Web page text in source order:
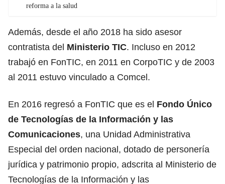
reforma a la salud
Además, desde el año 2018 ha sido asesor
contratista del Ministerio TIC. Incluso en 2012
trabajó en FonTIC, en 2011 en CorpoTIC y de 2003
al 2011 estuvo vinculado a Comcel.
En 2016 regresó a FonTIC que es el Fondo Único
de Tecnologías de la Información y las
Comunicaciones, una Unidad Administrativa
Especial del orden nacional, dotado de personería
jurídica y patrimonio propio, adscrita al Ministerio de
Tecnologías de la Información y las